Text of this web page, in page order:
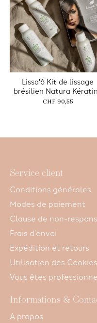
Lissa'ô Kit de lissage
brésilien Natura
CHF 90,55
Service client
Conditions générales
Modes de paiement
Clause de non-
Frais d'envoi
Expédition et retours
Utilisation des Cookies
Vous êtes
Informations &
A propos